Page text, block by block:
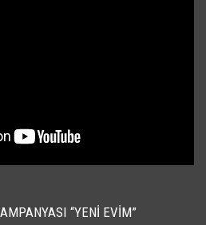
“YENI EVIM”